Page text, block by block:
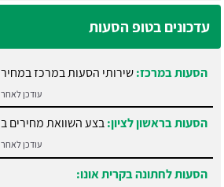
עדכונים בטופ הסעות
הסעות במרכז:שירותי הסעות במרכז
עודכן
הסעות בראשון לציון:בצע השוואת מחירים
עודכן
הסעות לחתונה בקרית אונו: